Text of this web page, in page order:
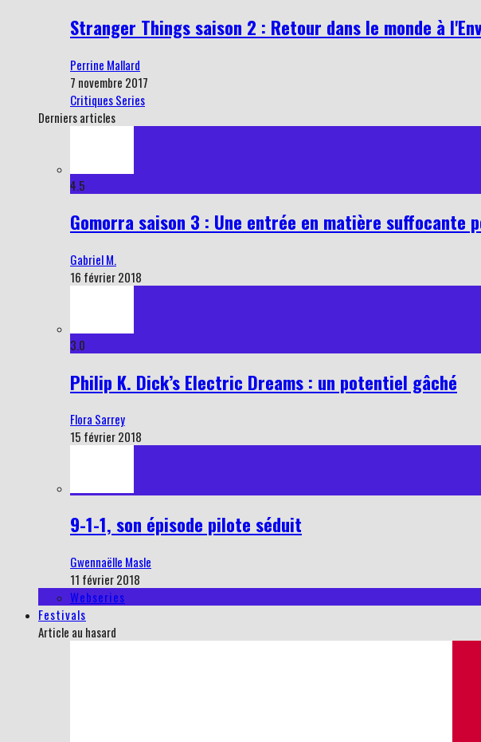
Stranger Things saison 2 : Retour dans le monde à
Perrine Mallard
7 novembre 2017
Critiques Series
Derniers articles
4.5
Gomorra saison 3 : Une entrée en matière suffocante
Gabriel M.
16 février 2018
3.0
Philip K. Dick’s Electric Dreams : un potentiel gâché
Flora Sarrey
15 février 2018
9-1-1, son épisode pilote séduit
Gwennaëlle Masle
11 février 2018
Webseries
Festivals
Article au hasard